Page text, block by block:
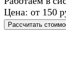
Цена: от 150
Рассчитать